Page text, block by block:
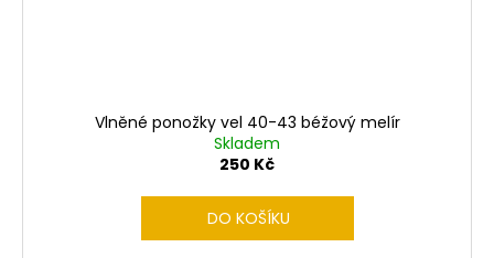
Vlněné ponožky vel 40-43 béžový melír
Skladem
250 Kč
DO KOŠÍKU